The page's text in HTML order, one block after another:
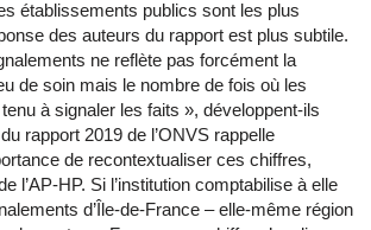
établissements publics sont les plus
des auteurs du rapport est plus subtile.
ne reflète pas forcément la
de soin mais le nombre de fois où les
à signaler les faits », développent-ils
rapport 2019 de l’ONVS rappelle
de recontextualiser ces chiffres,
l’AP-HP. Si l’institution comptabilise à elle
d’Île-de-France – elle-même région